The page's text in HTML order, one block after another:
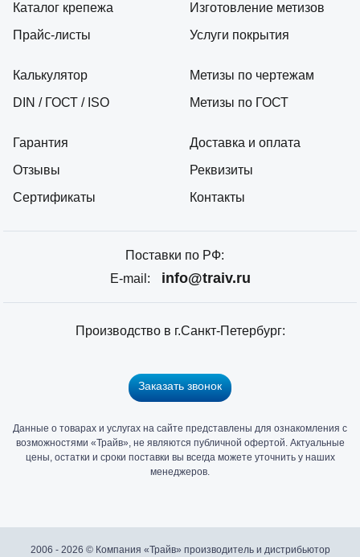
Каталог крепежа
Прайс-листы
Калькулятор
DIN / ГОСТ / ISO
Гарантия
Отзывы
Сертификаты
Изготовление метизов
Услуги покрытия
Метизы по чертежам
Метизы по ГОСТ
Доставка и оплата
Реквизиты
Контакты
Поставки по РФ:
E-mail:
info@traiv.ru
Производство в г.Санкт-Петербург:
Заказать звонок
Данные о товарах и услугах на сайте представлены для ознакомления с
возможностями «Трайв», не являются публичной офертой. Актуальные
цены, остатки и сроки поставки вы всегда можете уточнить у наших
менеджеров.
Главный
в
Санкт-
2006 - 2026 © Компания «Трайв» производитель и дистрибьютор